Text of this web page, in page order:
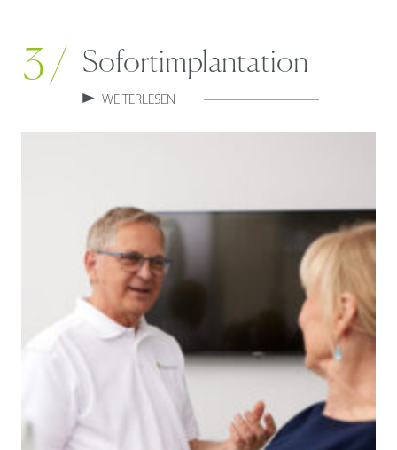
3 / Sofortimplantation
WEITERLESEN